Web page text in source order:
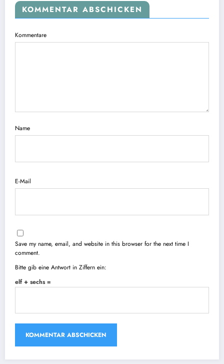
KOMMENTAR ABSCHICKEN
Kommentare
Name
E-Mail
Save my name, email, and website in this browser for the next time I
comment.
Bitte gib eine Antwort in Ziffern ein:
elf + sechs =